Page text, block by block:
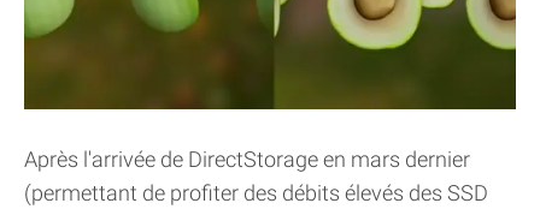
Après l'arrivée de DirectStorage en mars dernier
(permettant de profiter des débits élevés des SSD